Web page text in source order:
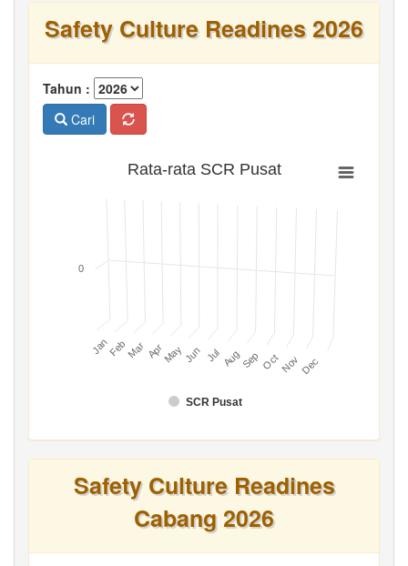
Safety Culture Readines 2026
Tahun :
Cari
Rata-rata SCR Pusat
SCR Pusat
JanFebMar AprMay Jun Jul AugSep OctNovDec
0
Safety Culture Readines
Cabang 2026